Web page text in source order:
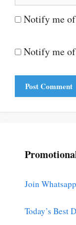
Notify me
Notify me
Join
Today’s Best